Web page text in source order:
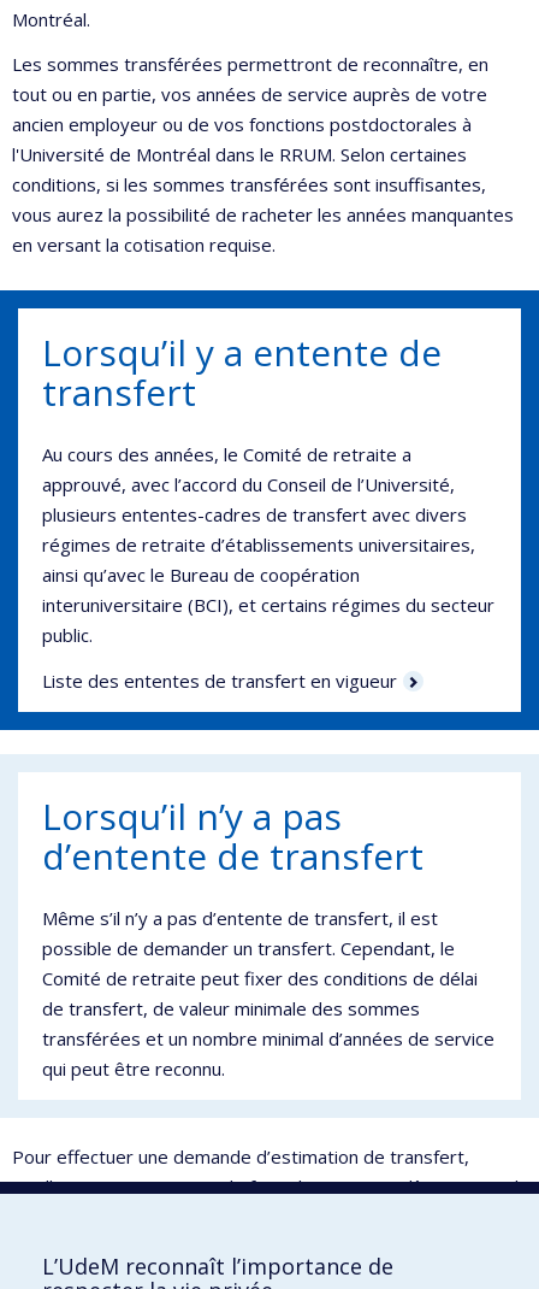
Montréal.
Les sommes transférées permettront de reconnaître, en
tout ou en partie, vos années de service auprès de votre
ancien employeur ou de vos fonctions postdoctorales à
l'Université de Montréal dans le RRUM. Selon certaines
conditions, si les sommes transférées sont insuffisantes,
vous aurez la possibilité de racheter les années manquantes
en versant la cotisation requise.
Lorsqu’il y a entente de
transfert
Au cours des années, le Comité de retraite a
approuvé, avec l’accord du Conseil de l’Université,
plusieurs ententes-cadres de transfert avec divers
régimes de retraite d’établissements universitaires,
ainsi qu’avec le Bureau de coopération
interuniversitaire (BCI), et certains régimes du secteur
public.
Liste des ententes de transfert en vigueur
Lorsqu’il n’y a pas
d’entente de transfert
Même s’il n’y a pas d’entente de transfert, il est
possible de demander un transfert. Cependant, le
Comité de retraite peut fixer des conditions de délai
de transfert, de valeur minimale des sommes
transférées et un nombre minimal d’années de service
qui peut être reconnu.
Pour effectuer une demande d’estimation de transfert,
veuillez nous transmettre le formulaire suivant dûment rempli
Demande d’estimation de transfert
L’UdeM reconnaît l’importance de